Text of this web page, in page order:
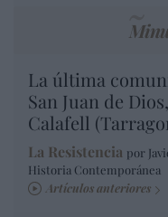
La última
San Juan de
Calafell
La Resistencia por
Historia Contemporánea
Artículos anteriores